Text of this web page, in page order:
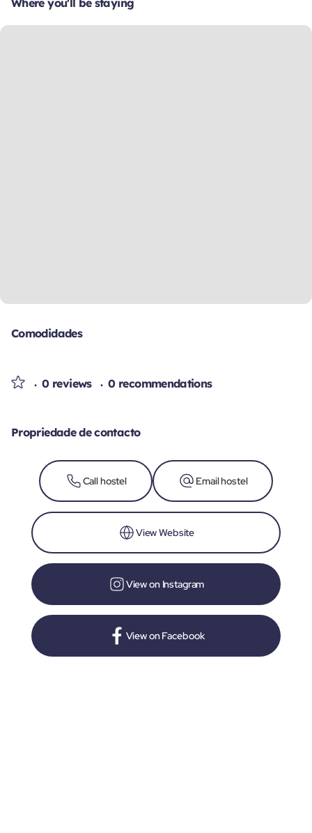
Where you'll be staying
Comodidades
0 reviews 0 recommendations
Propriedade de contacto
Call hostel Email hostel
View Website
View on Instagram
View on Facebook